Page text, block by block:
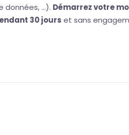
données, ...). Démarrez votre
30 jours et sans